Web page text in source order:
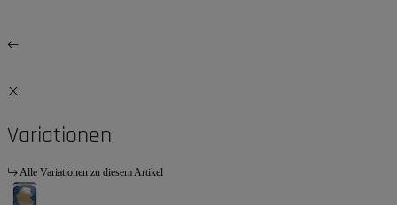
Variationen
Alle Variationen zu diesem Artikel